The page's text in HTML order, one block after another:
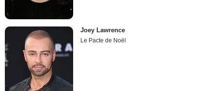
Joey Lawrence
Le Pacte de Noël